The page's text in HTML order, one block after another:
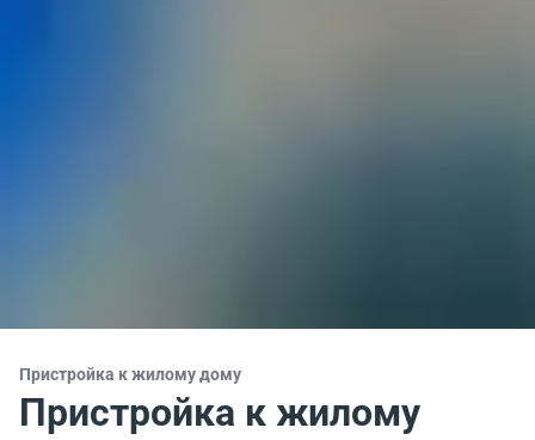
Пристройка к жилому дому
Пристройка к жилому